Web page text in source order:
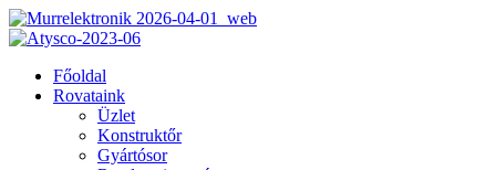
Főoldal
Rovataink
Üzlet
Konstruktőr
Gyártósor